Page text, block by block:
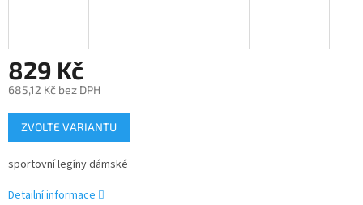
829 Kč
685,12 Kč bez DPH
Měrná
cena:
ZVOLTE VARIANTU
sportovní legíny dámské
Detailní informace